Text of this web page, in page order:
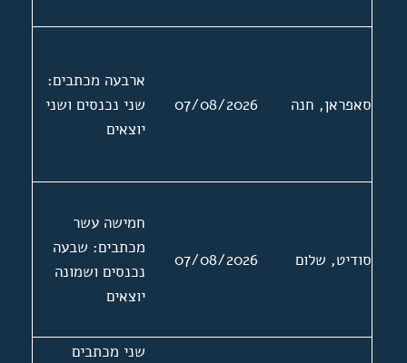
סאפראן, חנה 07/08/2026
ארבעה מכתבים:
שני נכנסים ושני
יוצאים
סודיט, שלום 07/08/2026
חמישה עשר
מכתבים: שבעה
נכנסים ושמונה
יוצאים
שני מכתבים